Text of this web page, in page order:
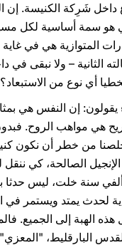
شَرِكة الكنيسة. إن
هو سمة أساسية لكل
المتوازية هي في
أي نوع من
يقولون: إن النفس
هي مواهب الروح.
من خطر أن نكون
الإنجيل الصالحة، كي
سنة خلت، ليس حدثا
لحدث يمتد ويستمر
الهبة إلى الجميع.
(يو 14، 16). إنه الروح القدس